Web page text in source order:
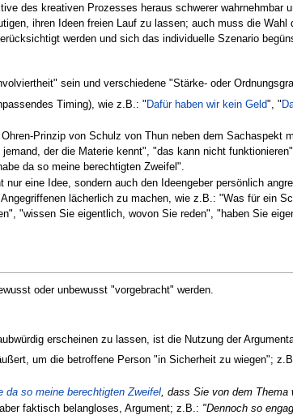
des kreativen Prozesses heraus schwerer wahrnehmbar
ihren Ideen freien Lauf zu lassen; auch muss die
werden und sich das individuelle Szenario
sein und verschiedene "Stärke- oder
Timing), wie z.B.: "Dafür haben wir kein Geld", "
Ohren-Prinzip von Schulz von Thun neben dem Sachaspekt
der die Materie kennt", "das kann nicht
da so meine berechtigten Zweifel".
eine Idee, sondern auch den Ideengeber persönlich
lächerlich zu machen, wie z.B.: "Was für ein
"wissen Sie eigentlich, wovon Sie reden", "haben Sie
oder unbewusst "vorgebracht" werden.
erscheinen zu lassen, ist die Nutzung der
um die betroffene Person "in Sicherheit zu wiegen";
da so meine berechtigten Zweifel, dass Sie von dem Thema
faktisch belangloses, Argument; z.B.: "Dennoch so